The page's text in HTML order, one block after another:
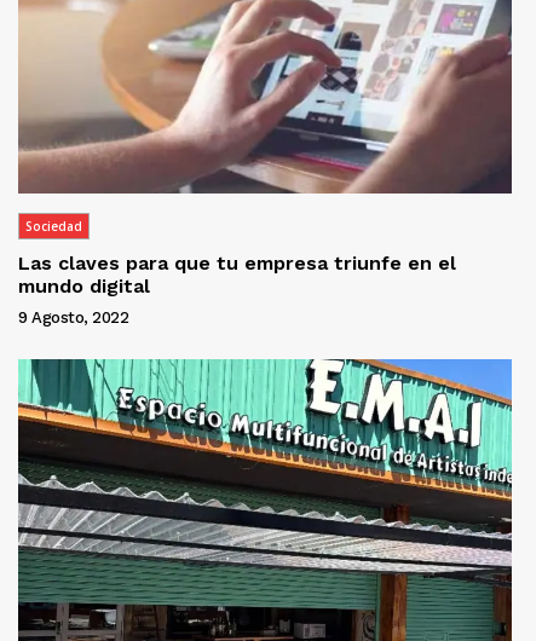
Sociedad
Las claves para que tu empresa triunfe en el
mundo digital
9 Agosto, 2022